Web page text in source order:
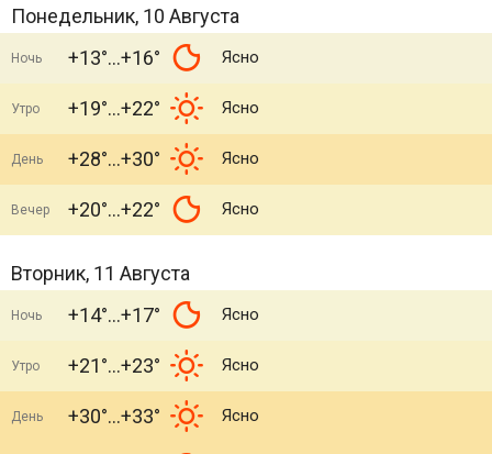
Понедельник, 10 Августа
Ночь +13° +16° Ясно
Утро +19° +22° Ясно
День +28° +30° Ясно
Вечер +20° +22° Ясно
Вторник, 11 Августа
Ночь +14° +17° Ясно
Утро +21° +23° Ясно
День +30° +33° Ясно